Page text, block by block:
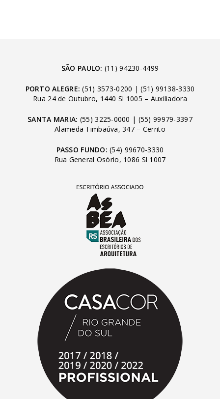
SÃO PAULO: (11) 94230-4499
PORTO ALEGRE: (51) 3573-0200 |(51) 99138-3330
Rua 24 de Outubro, 1440 Sl 1005 – Auxiliadora
SANTA MARIA: (55) 3225-0000 | (55) 99979-3397
Alameda Timbaúva, 347 – Cerrito
PASSO FUNDO: (54) 99670-3330
Rua General Osório, 1086 Sl 1007